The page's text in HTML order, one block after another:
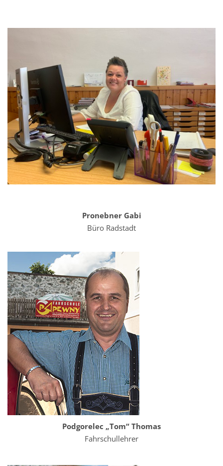
Pronebner Gabi
Büro Radstadt
Podgorelec „Tom“ Thomas
Fahrschullehrer